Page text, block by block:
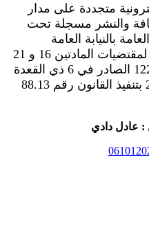
متجددة على مدار
والنشر مسجلة تحت
بالنيابة العامة
طبقا لمقتضيات المادتين 16 و 21
من الظهير الشريف رقم 122.16.1 الصادر في 6 ذي القعدة
1437 الموافق ل 10 غشت 2016 بتنفيذ القانون رقم 88.13
: عادل دادي